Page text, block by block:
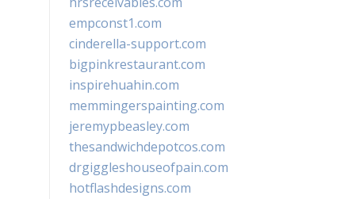
empconst1.com
cinderella-support.com
bigpinkrestaurant.com
inspirehuahin.com
memmingerspainting.com
jeremypbeasley.com
thesandwichdepotcos.com
drgiggleshouseofpain.com
hotflashdesigns.com